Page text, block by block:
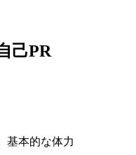
己PR
基本的な体力